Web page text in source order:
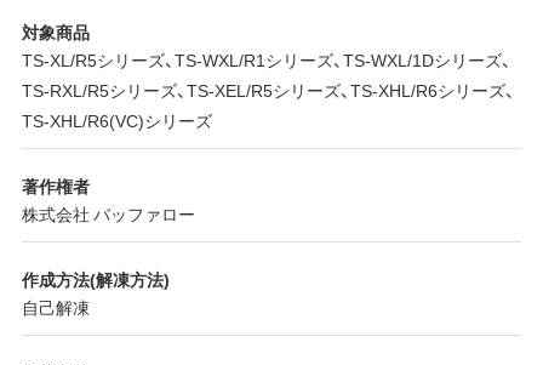
対象商品
TS-XL/R5シリーズ、TS-WXL/R1シリーズ、TS-WXL/1Dシリーズ、
TS-RXL/R5シリーズ、TS-XEL/R5シリーズ、TS-XHL/R6シリーズ、
TS-XHL/R6(VC)シリーズ
著作権者
株式会社 バッファロー
作成方法(解凍方法)
自己解凍